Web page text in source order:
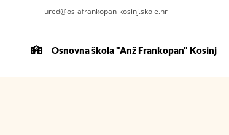
ured@os-afrankopan-kosinj.skole.hr
Osnovna škola "Anž Frankopan" Kosinj